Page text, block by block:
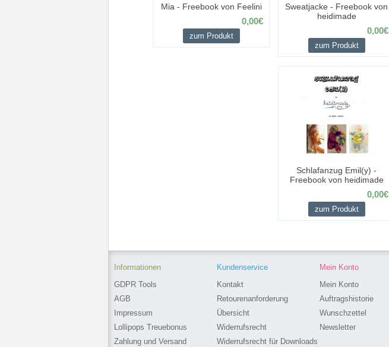
Mia - Freebook von Feelini
0,00€
zum Produkt
Sweatjacke - Freebook von
heidimade
0,00€
zum Produkt
Schlafanzug Emil(y) -
Freebook von heidimade
0,00€
zum Produkt
Mein Konto
Mein Konto
Auftragshistorie
Wunschzettel
Newsletter
Kundenservice
Kontakt
Retourenanforderung
Übersicht
Widerrufsrecht
Widerrufsrecht für Downloads
Informationen
GDPR Tools
AGB
Impressum
Lollipops Treuebonus
Zahlung und Versand